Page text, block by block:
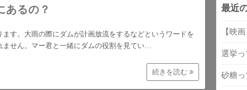
あるの？
ます。大雨の際にダムが計画放流をするなどというワードを
ません。マー君と一緒にダムの役割を見てい…
続きを読む
最近
【映
選挙っ
砂糖っ